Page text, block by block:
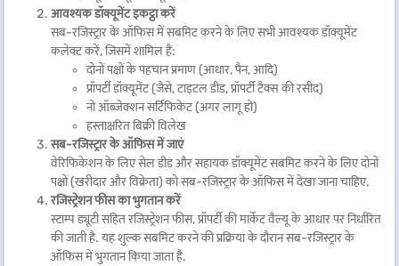
आवश्यक डॉक्यूमेंट इकट्ठा करें
सब-रजिस्ट्रार के ऑफिस में सबमिट करने के लिए सभी आवश्यक डॉक्यूमेंट
कलेक्ट करें, जिसमें शामिल हैं:
दोनों पक्षों के पहचान प्रमाण (आधार, पैन, आदि)
प्रॉपर्टी डॉक्यूमेंट (जैसे, टाइटल डीड, प्रॉपर्टी टैक्स की रसीद)
नो ऑब्जेक्शन सर्टिफिकेट (अगर लागू हो)
हस्ताक्षरित बिक्री विलेख
सब-रजिस्ट्रार के ऑफिस में जाएं
वेरिफिकेशन के लिए सेल डीड और सहायक डॉक्यूमेंट सबमिट करने के लिए दोनों
पक्षों (खरीदार और विक्रेता) को सब-रजिस्ट्रार के ऑफिस में देखा जाना चाहिए.
रजिस्ट्रेशन फीस का भुगतान करें
स्टाम्प ड्यूटी सहित रजिस्ट्रेशन फीस, प्रॉपर्टी की मार्केट वैल्यू के आधार पर निर्धारित
की जाती है. यह शुल्क सबमिट करने की प्रक्रिया के दौरान सब-रजिस्ट्रार के
ऑफिस में भुगतान किया जाता है.